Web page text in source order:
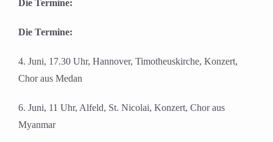
Die Termine:
Die Termine:
4. Juni, 17.30 Uhr, Hannover, Timotheuskirche, Konzert,
Chor aus Medan
6. Juni, 11 Uhr, Alfeld, St. Nicolai, Konzert, Chor aus
Myanmar